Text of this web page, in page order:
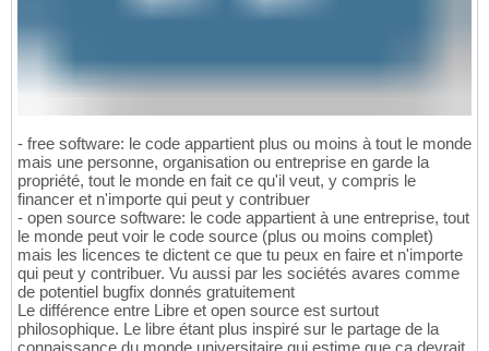
- free software: le code appartient plus ou moins à tout le monde
mais une personne, organisation ou entreprise en garde la
propriété, tout le monde en fait ce qu'il veut, y compris le
financer et n'importe qui peut y contribuer
- open source software: le code appartient à une entreprise, tout
le monde peut voir le code source (plus ou moins complet)
mais les licences te dictent ce que tu peux en faire et n'importe
qui peut y contribuer. Vu aussi par les sociétés avares comme
de potentiel bugfix donnés gratuitement
Le différence entre Libre et open source est surtout
philosophique. Le libre étant plus inspiré sur le partage de la
connaissance du monde universitaire qui estime que ça devrait